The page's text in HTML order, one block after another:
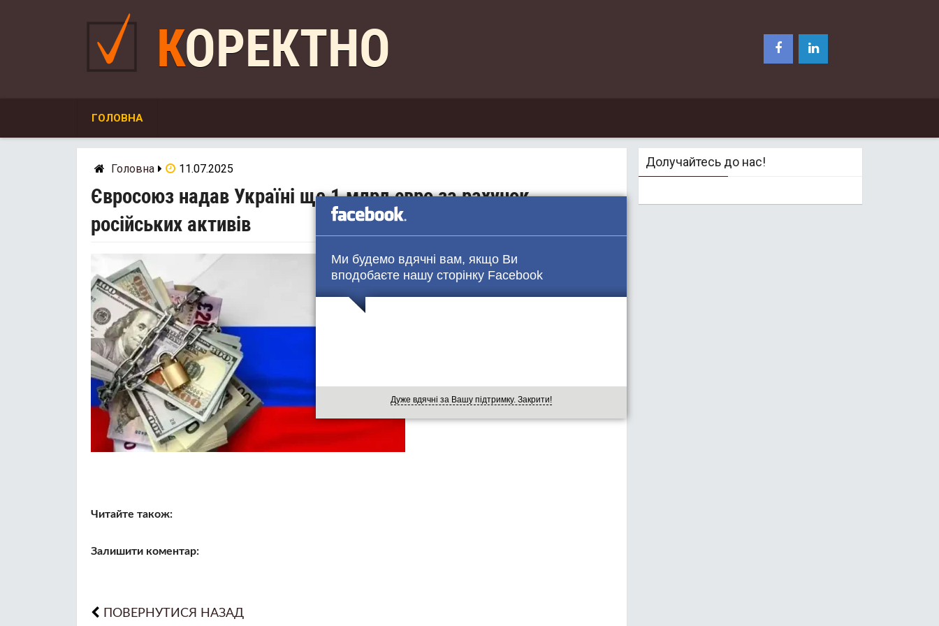
Ми будемо вдячні вам, якщо Ви
вподобаєте нашу сторінку Facebook
Дуже вдячні за Вашу підтримку. Закрити!
КОРЕКТНО
ГОЛОВНА
Головна 11.07.2025
Євросоюз надав Україні ще 1 млрд євро за рахунок
російських активів
Читайте також:
Залишити коментар:
ПОВЕРНУТИСЯ НАЗАД
Долучайтесь до нас!